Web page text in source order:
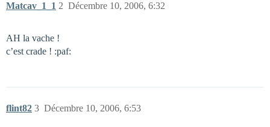
Matcav_1_1 Décembre 10, 2006, 6:32
2
AH la vache !
c’est crade ! :paf:
flint82 Décembre 10, 2006, 6:53
3